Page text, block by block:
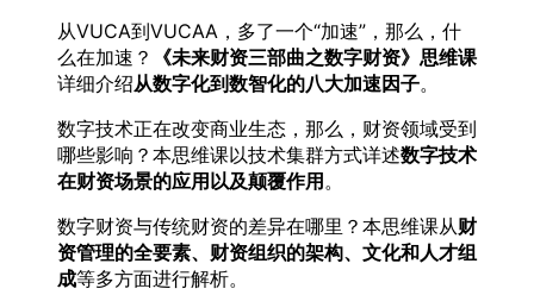
从VUCA到VUCAA，多了一个“加速”，那么，什
么在加速？
《未来财资三部曲之数字财资》思维课
详细介绍从数字化到数智化的八大加速因子。
数字技术正在改变商业生态，那么，财资领域受到
哪些影响？本思维课以技术集群方式详述数字技术
在财资场景的应用以及颠覆作用 。
数字财资与传统财资的差异在哪里？本思维课从财
资管理的全要素、财资组织的架构、文化和人才组
成等多方面进行解析。